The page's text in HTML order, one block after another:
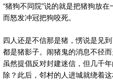
“猪狗不同院”说的就是把猪狗放
而怒发冲冠把狗咬死。
四人还是不信那是猪，愣说是见
都是猪影子。闹猪鬼的消息不径
虽然提倡反对封建迷信，但几千
除？此后，邻村的人进城就绕着这